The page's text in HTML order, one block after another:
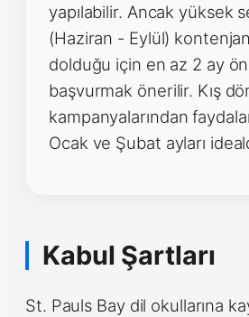
yapılabilir. Ancak yüksek
(Haziran - Eylül)
dolduğu için en az 2 ay
başvurmak önerilir. Kış
kampanyalarından
Ocak ve Şubat ayları
Kabul Şartları
St. Pauls Bay dil okullarına